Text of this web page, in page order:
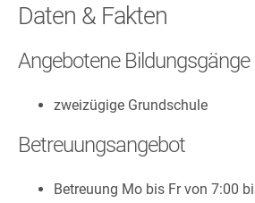
Daten & Fakten
Angebotene Bildungsgänge
zweizügige Grundschule
Betreuungsangebot
Betreuung Mo bis Fr von 7:00